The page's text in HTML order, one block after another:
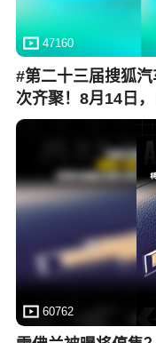
47160
#第二十三届搜狐
次齐聚！8月14日
行业分会作为指导
三届搜狐汽车营销
工业联合会副会长
行业分会会长王侠
60762